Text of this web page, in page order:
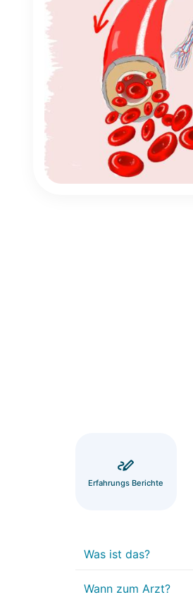
Erfahrungs Berichte
Was ist das?
Wann zum Arzt?